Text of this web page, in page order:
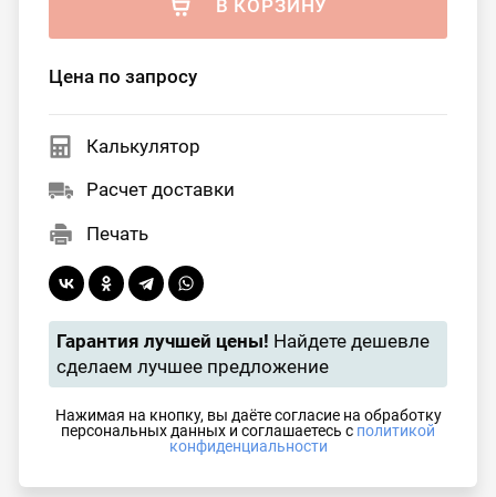
В КОРЗИНУ
Цена по запросу
Калькулятор
Расчет доставки
Печать
Гарантия лучшей цены! Найдете дешевле
сделаем лучшее предложение
Нажимая на кнопку, вы даёте согласие на обработку
персональных данных и соглашаетесь с политикой
конфиденциальности